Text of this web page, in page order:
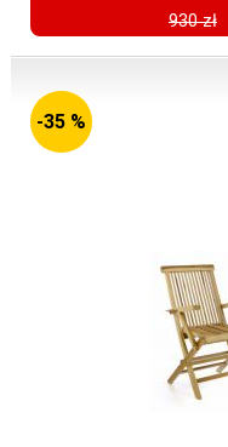
930 zł
-35 %